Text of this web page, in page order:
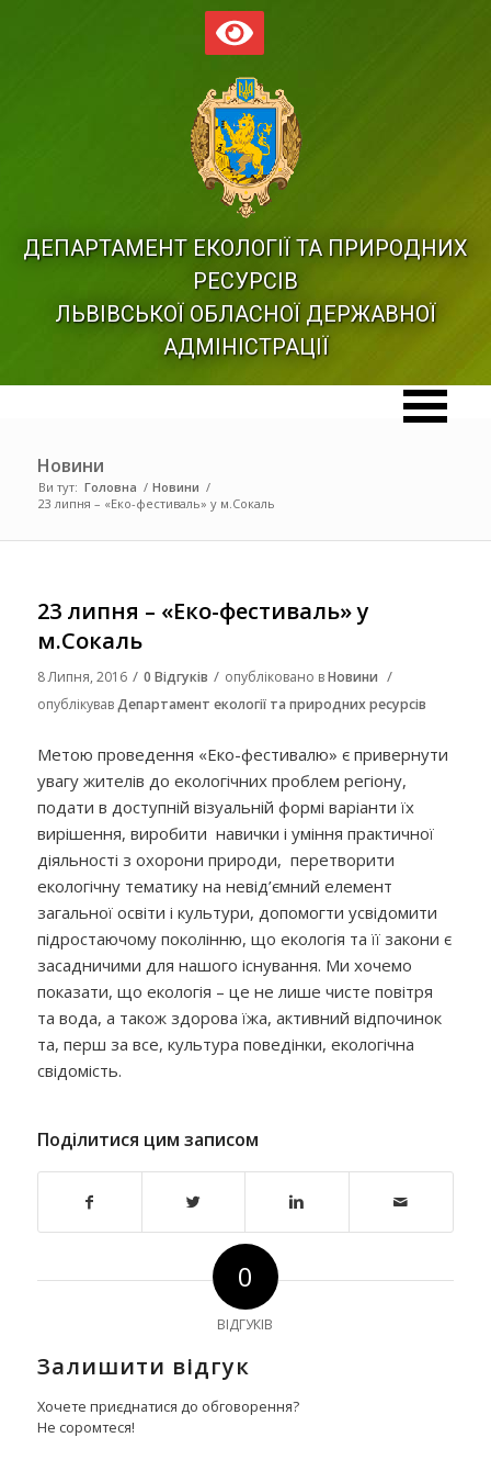
ДЕПАРТАМЕНТ ЕКОЛОГІЇ ТА ПРИРОДНИХ
РЕСУРСІВ
ЛЬВІВСЬКОЇ ОБЛАСНОЇ ДЕРЖАВНОЇ
АДМІНІСТРАЦІЇ
Новини
Ви тут: Головна / Новини /
23 липня – «Еко-фестиваль» у м.Сокаль
23 липня – «Еко-фестиваль» у
м.Сокаль
8 Липня, 2016 / 0 Відгуків / опубліковано вНовини /
опублікувавДепартамент екології та природних ресурсів
Метою проведення «Еко-фестивалю» є привернути
увагу жителів до екологічних проблем регіону,
подати в доступній візуальній формі варіанти їх
вирішення, виробити навички і уміння практичної
діяльності з охорони природи, перетворити
екологічну тематику на невід’ємний елемент
загальної освіти і культури, допомогти усвідомити
підростаючому поколінню, що екологія та її закони є
засадничими для нашого існування. Ми хочемо
показати, що екологія – це не лише чисте повітря
та вода, а також здорова їжа, активний відпочинок
та, перш за все, культура поведінки, екологічна
свідомість.
Поділитися цим записом
0
ВІДГУКІВ
Залишити відгук
Хочете приєднатися до обговорення?
Не соромтеся!